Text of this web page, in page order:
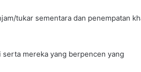
tukar sementara dan penempatan
mereka yang berpencen yang